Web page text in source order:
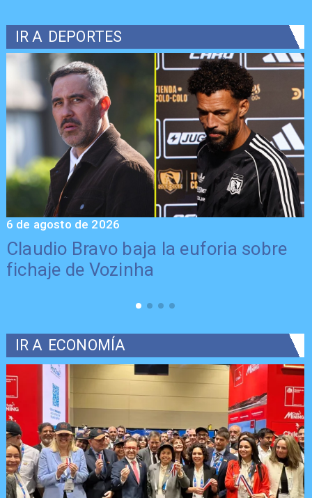
IR A DEPORTES
Claudio Bravo baja la euforia sobre
fichaje de Vozinha
6 de agosto de 2026
IR A ECONOMÍA